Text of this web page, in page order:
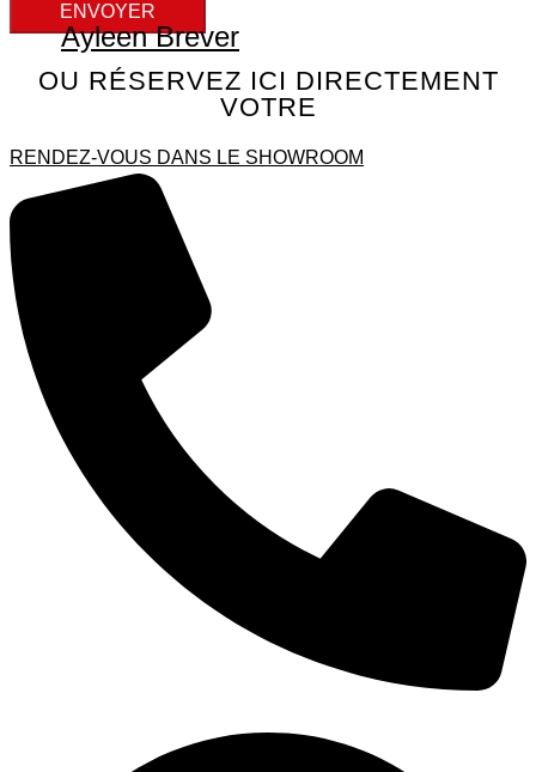
ENVOYER
OU RÉSERVEZ ICI DIRECTEMENT
VOTRE
RENDEZ-VOUS DANS LE SHOWROOM
Ayleen Brever